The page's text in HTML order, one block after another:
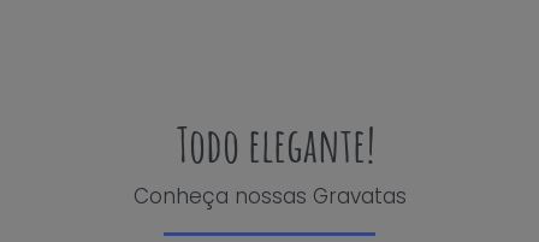
Todo elegante!
Conheça nossas Gravatas